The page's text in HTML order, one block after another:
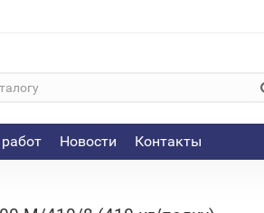
Новости Контакты